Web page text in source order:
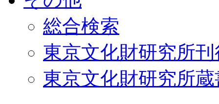
総合検索
東京文化財研究所
東京文化財研究所